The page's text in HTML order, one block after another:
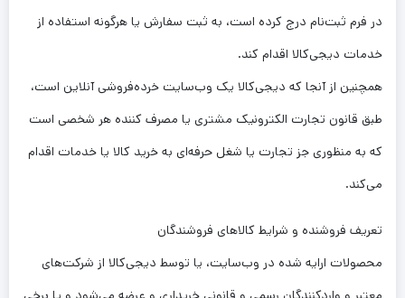
در فرم ثبت‌نام درج کرده است، به ثبت سفارش یا هرگونه استفاده از
خدمات دیجی‌کالا اقدام کند.
همچنین از آنجا که دیجی‌کالا یک وب‌سایت خرده‌فروشی آنلاین است،
طبق قانون تجارت الکترونیک مشتری یا مصرف کننده هر شخصی است
که به منظوری جز تجارت یا شغل حرفه‌ای به خرید کالا یا خدمات اقدام
می‌کند.
تعریف فروشنده و شرایط کالاهای فروشندگان
محصولات ارایه شده در وب‌سایت، یا توسط دیجی‌کالا از شرکت‌های